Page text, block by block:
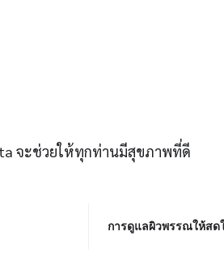
จะช่วยให้ทุกท่านมีสุขภาพที่ดี
การดูแลผิวพรรณให้สด